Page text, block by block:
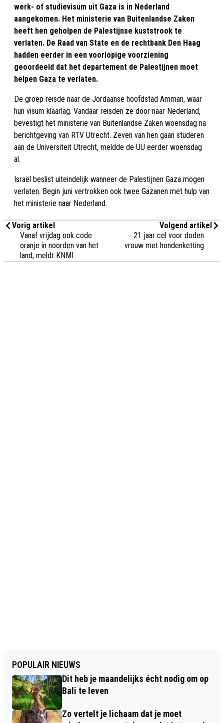
werk- of studievisum uit Gaza is in Nederland
aangekomen. Het ministerie van Buitenlandse Zaken
heeft hen geholpen de Palestijnse kuststrook te
verlaten. De Raad van State en de rechtbank Den Haag
hadden eerder in een voorlopige voorziening
geoordeeld dat het departement de Palestijnen moet
helpen Gaza te verlaten.
De groep reisde naar de Jordaanse hoofdstad Amman, waar
hun visum klaarlag. Vandaar reisden ze door naar Nederland,
bevestigt het ministerie van Buitenlandse Zaken woensdag na
berichtgeving van RTV Utrecht. Zeven van hen gaan studeren
aan de Universiteit Utrecht, meldde de UU eerder woensdag
al.
Israël beslist uiteindelijk wanneer de Palestijnen Gaza mogen
verlaten. Begin juni vertrokken ook twee Gazanen met hulp van
het ministerie naar Nederland.
Vorig artikel
Vanaf vrijdag ook code
oranje in noorden van het
land, meldt KNMI
Volgend artikel
21 jaar cel voor doden
vrouw met hondenketting
POPULAIR NIEUWS
Dit heb je maandelijks écht nodig om op
Bali te leven
Zo vertelt je lichaam dat je moet